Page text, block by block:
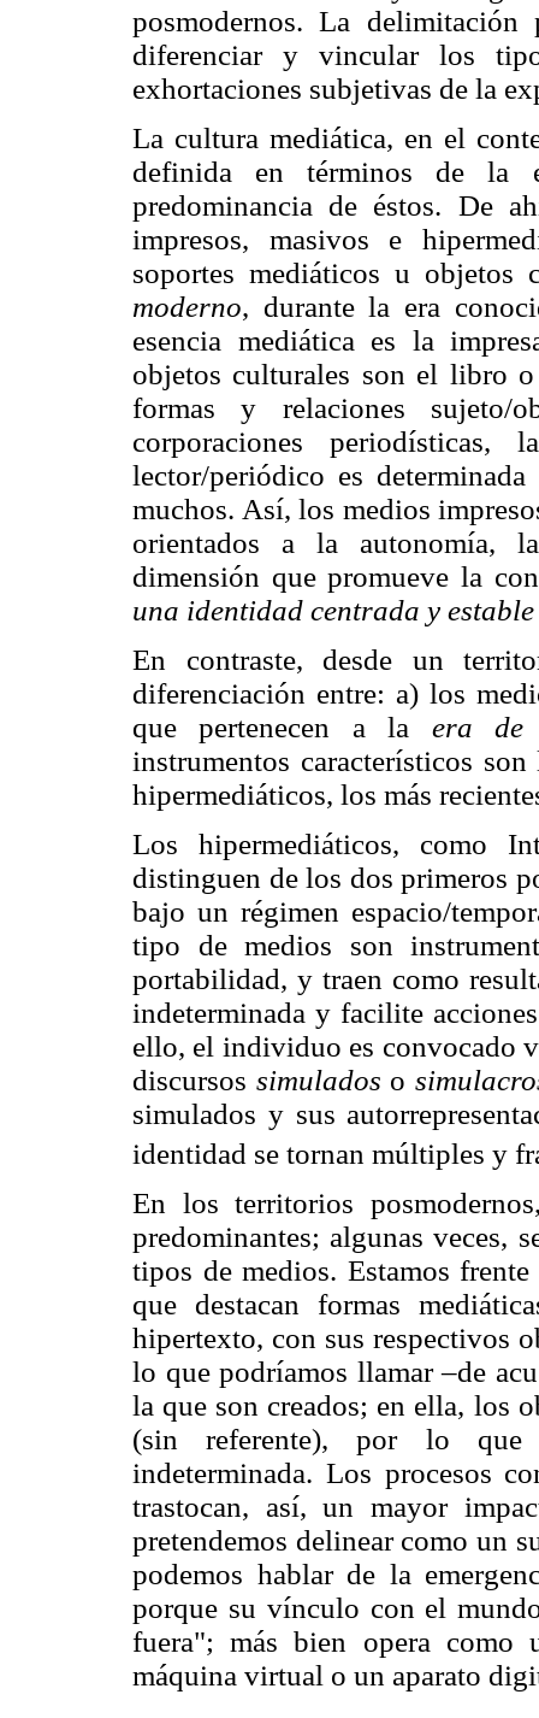
posmodernos. La
diferenciar y vincular los
exhortaciones subjetivas de la
La cultura mediática, en el
definida en términos de la
predominancia de éstos. De
impresos, masivos e
soportes mediáticos u
moderno, durante la era
esencia mediática es la
objetos culturales son el libro
formas y relaciones sujeto/
corporaciones periodísticas,
lector/periódico es
muchos. Así, los medios
orientados a la autonomía,
dimensión que promueve la
una identidad centrada y estable
En contraste, desde un
diferenciación entre: a) los
que pertenecen a la era de
instrumentos característicos
hipermediáticos, los más
Los hipermediáticos, como
distinguen de los dos primeros
bajo un régimen espacio/
tipo de medios son
portabilidad, y traen como
indeterminada y facilite
ello, el individuo es convocado
discursos simulados o
simulados y sus
identidad se tornan múltiples y
En los territorios
predominantes; algunas veces,
tipos de medios. Estamos
que destacan formas
hipertexto, con sus respectivos
lo que podríamos llamar –de
la que son creados; en ella, los
(sin referente), por lo que
indeterminada. Los procesos
trastocan, así, un mayor
pretendemos delinear como un
podemos hablar de la
porque su vínculo con el
fuera"; más bien opera
máquina virtual o un aparato